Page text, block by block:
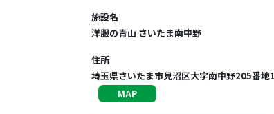
施設名
洋服の青山 さいたま南中野
住所
埼玉県さいたま市見沼区大字南中野205番地1
MAP